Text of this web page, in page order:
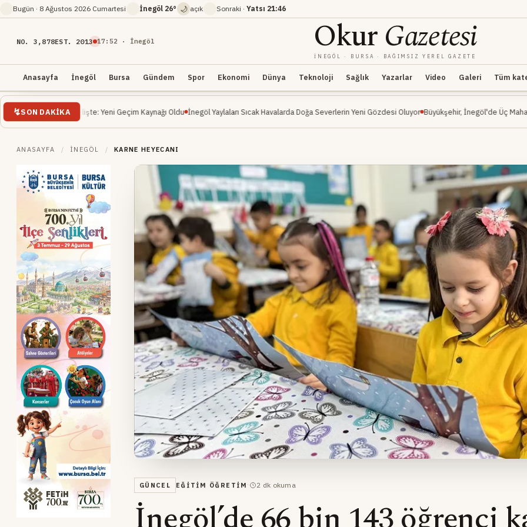
Bugün · 8 Ağustos 2026 Cumartesi İnegöl 26° 🌙 açık Sonraki · Yatsı 21:46
NO. 3,878EST. 2013 17:52 · İnegöl OkurGazetesi
İNEGÖL · BURSA · BAĞIMSIZ YEREL GAZETE
Anasayfa İnegöl Bursa Gündem Spor Ekonomi Dünya Teknoloji Sağlık Yazarlar Video Galeri Tüm
SON DAKIKA
Yeni Geçim Kaynağı Oldu İnegöl Yaylaları Sıcak Havalarda Doğa Severlerin Yeni Gözdesi Oluyor Büyükşehir, İnegöl'de Üç Mahalleyi Kapsayan
ANASAYFA / İNEGÖL / KARNE HEYECANI
GÜNCEL EĞITIM ÖĞRETIM · 2 dk okuma